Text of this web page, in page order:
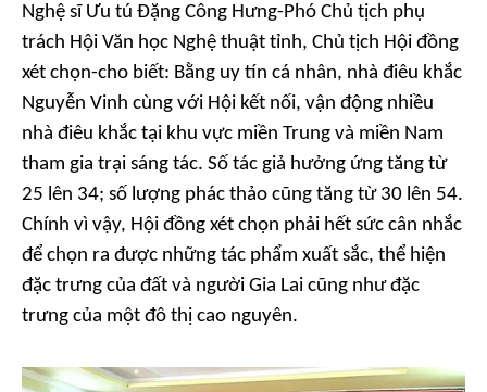
Nghệ sĩ Ưu tú Đặng Công Hưng-Phó Chủ tịch phụ
trách Hội Văn học Nghệ thuật tỉnh, Chủ tịch Hội đồng
xét chọn-cho biết: Bằng uy tín cá nhân, nhà điêu khắc
Nguyễn Vinh cùng với Hội kết nối, vận động nhiều
nhà điêu khắc tại khu vực miền Trung và miền Nam
tham gia trại sáng tác. Số tác giả hưởng ứng tăng từ
25 lên 34; số lượng phác thảo cũng tăng từ 30 lên 54.
Chính vì vậy, Hội đồng xét chọn phải hết sức cân nhắc
để chọn ra được những tác phẩm xuất sắc, thể hiện
đặc trưng của đất và người Gia Lai cũng như đặc
trưng của một đô thị cao nguyên.